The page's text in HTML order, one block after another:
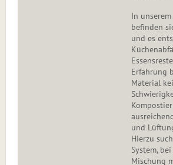
In
befinden
und es
Erfahrung
Material
und
Hierzu
System,
Mischung